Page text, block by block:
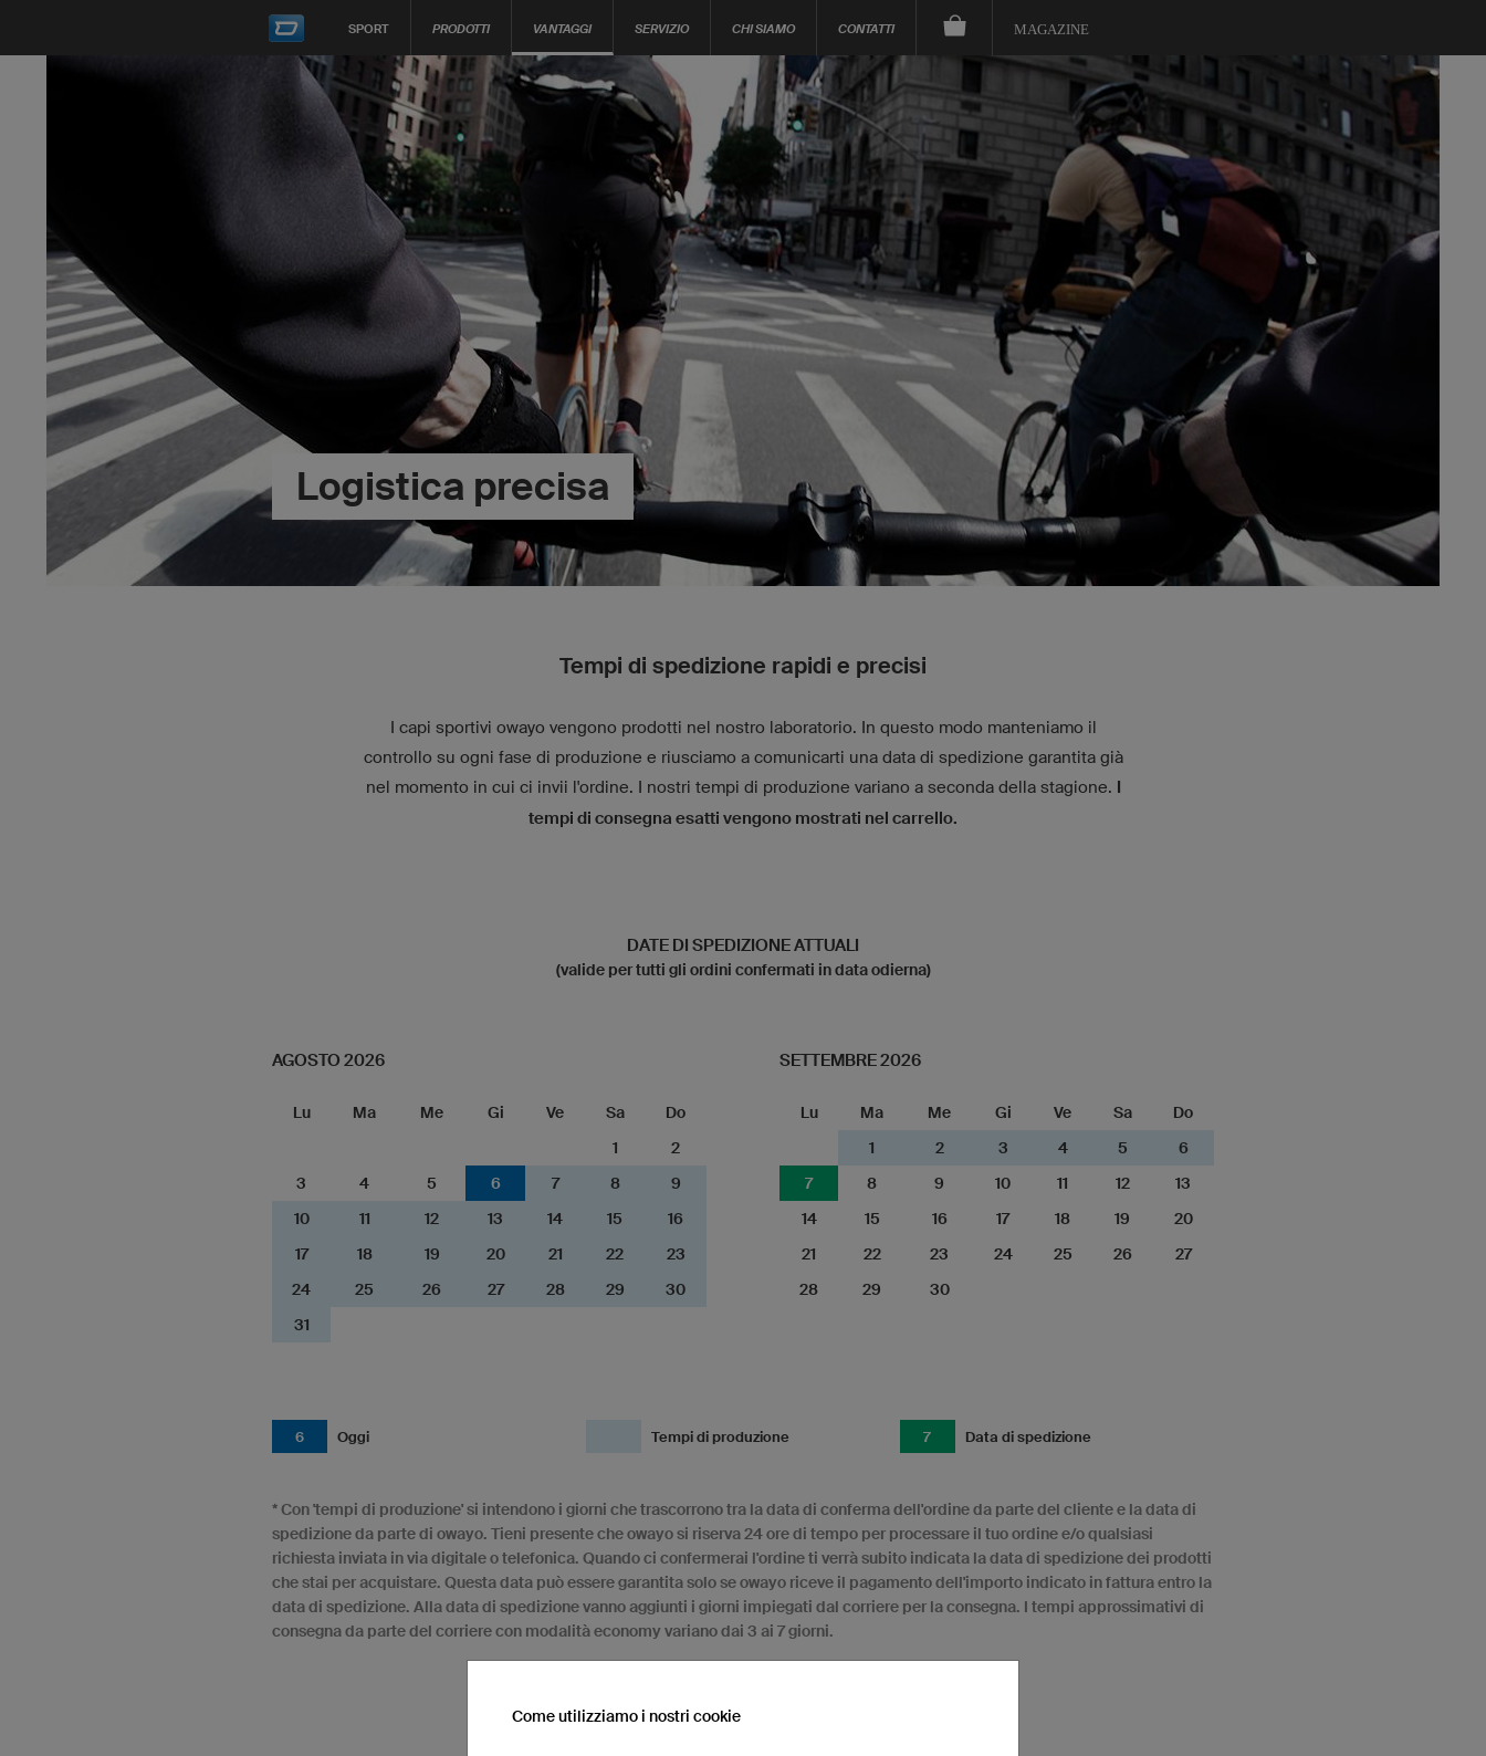
SPORT PRODOTTI VANTAGGI SERVIZIO CHI SIAMO CONTATTI MAGAZINE
Logistica precisa
Tempi di spedizione rapidi e precisi
I capi sportivi owayo vengono prodotti nel nostro laboratorio. In questo modo manteniamo il
controllo su ogni fase di produzione e riusciamo a comunicarti una data di spedizione garantita già
nel momento in cui ci invii l'ordine. I nostri tempi di produzione variano a seconda della stagione. I
tempi di consegna esatti vengono mostrati nel carrello.
DATE DI SPEDIZIONE ATTUALI
(valide per tutti gli ordini confermati in data odierna)
AGOSTO 2026
Lu Ma Me Gi Ve Sa
Do
1
2
3
4 5 6 7 8
9
10
11 12 13 14 15
16
17
18 19 20 21 22
23
24
25 26 27 28 29
30
31
SETTEMBRE 2026
Lu Ma Me Gi Ve Sa
Do
1
2 3 4 5
6
7
8 9 10 11 12
13
14
15 16 17 18 19
20
21
22 23 24 25 26
27
28
29 30
6 Oggi Tempi di produzione 7 Data di spedizione
* Con 'tempi di produzione' si intendono i giorni che trascorrono tra la data di conferma dell'ordine da parte del cliente e la data di
spedizione da parte di owayo. Tieni presente che owayo si riserva 24 ore di tempo per processare il tuo ordine e/o qualsiasi
richiesta inviata in via digitale o telefonica. Quando ci confermerai l'ordine ti verrà subito indicata la data di spedizione dei prodotti
che stai per acquistare. Questa data può essere garantita solo se owayo riceve il pagamento dell'importo indicato in fattura entro la
data di spedizione. Alla data di spedizione vanno aggiunti i giorni impiegati dal corriere per la consegna. I tempi approssimativi di
consegna da parte del corriere con modalità economy variano dai 3 ai 7 giorni.
Come utilizziamo i nostri cookie